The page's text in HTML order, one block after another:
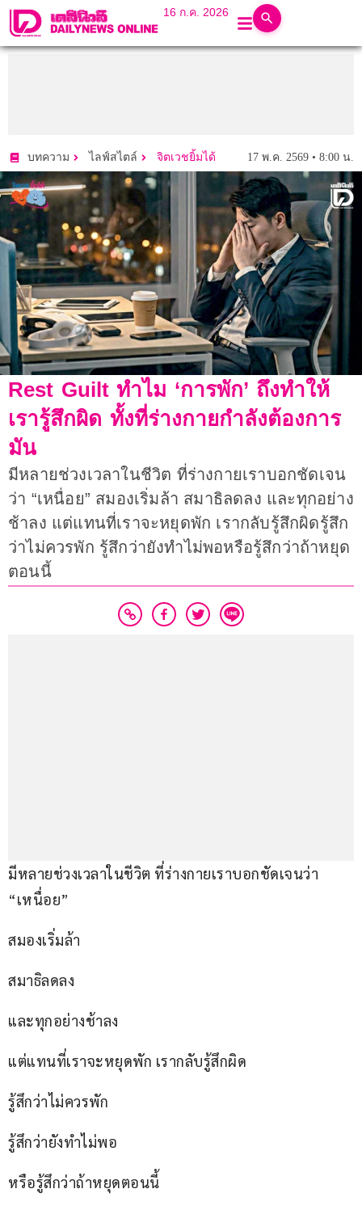
16 ก.ค. 2026
บทความ ไลฟ์สไตล์ จิตเวชยิ้มได้ 17 พ.ค. 2569 • 8:00 น.
Rest Guilt ทำไม ‘การพัก’ ถึงทำให้
เรารู้สึกผิด ทั้งที่ร่างกายกำลังต้องการ
มัน
มีหลายช่วงเวลาในชีวิต ที่ร่างกายเราบอกชัดเจน
ว่า “เหนื่อย” สมองเริ่มล้า สมาธิลดลง และทุกอย่าง
ช้าลง แต่แทนที่เราจะหยุดพัก เรากลับรู้สึกผิดรู้สึก
ว่าไม่ควรพัก รู้สึกว่ายังทำไม่พอหรือรู้สึกว่าถ้าหยุด
ตอนนี้
มีหลายช่วงเวลาในชีวิต ที่ร่างกายเราบอกชัดเจนว่า
“เหนื่อย”
สมองเริ่มล้า
สมาธิลดลง
และทุกอย่างช้าลง
แต่แทนที่เราจะหยุดพัก เรากลับรู้สึกผิด
รู้สึกว่าไม่ควรพัก
รู้สึกว่ายังทำไม่พอ
หรือรู้สึกว่าถ้าหยุดตอนนี้